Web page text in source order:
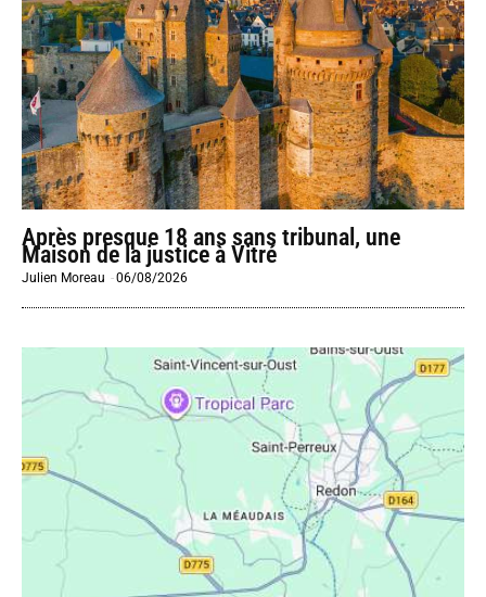
Après presque 18 ans sans tribunal, une
Maison de la justice à Vitré
Julien Moreau -06/08/2026